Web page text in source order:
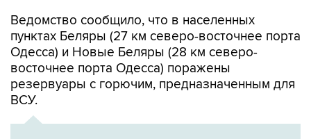
Ведомство сообщило, что в населенных
пунктах Беляры (27 км северо-восточнее порта
Одесса) и Новые Беляры (28 км северо-
восточнее порта Одесса) поражены
резервуары с горючим, предназначенным для
ВСУ.